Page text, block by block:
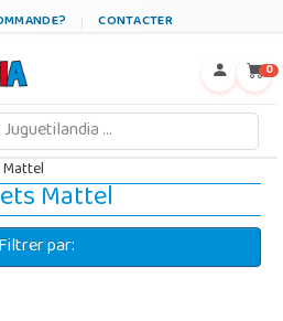
CONTACTER
0
Mattel
Filtrer par: